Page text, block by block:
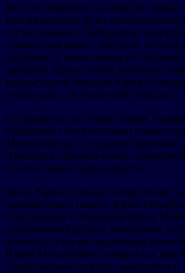
Все поступившие на конкурс заявки
итогам которой будет принято
состав заданий. Победители
проведения акции. Авторам лучших
дипломы, а также призы от
диктанта. Приз самому юному из
предоставлен Фондом Юрия
номинации, учрежденной Фондом с
Сотрудничество Фонда Юрия
продолжает многолетнюю
Михайловича с ведущими
Лужкова в экономическое
России сложно переоценить.
Фонд Юрия Лужкова осуществляет
увековечению памяти Юрия
соратниками и близкими Юрия
продолжения добрых начинаний
человека, а также сохранения
Юрий Михайлович оставил как мэр
общественный деятель, мыслитель и